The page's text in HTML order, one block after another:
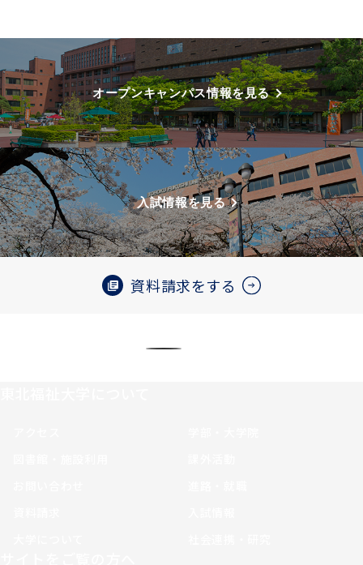
オープンキャンパス情報を見る
入試情報を見る
資料請求をする